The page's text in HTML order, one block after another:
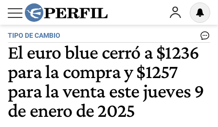
TIPO DE CAMBIO
El euro blue cerró a $1236
para la compra y $1257
para la venta este jueves 9
de enero de 2025